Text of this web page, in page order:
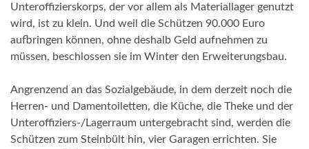
Unteroffizierskorps, der vor allem als Materiallager genutzt
wird, ist zu klein. Und weil die Schützen 90.000 Euro
aufbringen können, ohne deshalb Geld aufnehmen zu
müssen, beschlossen sie im Winter den Erweiterungsbau.
Angrenzend an das Sozialgebäude, in dem derzeit noch die
Herren- und Damentoiletten, die Küche, die Theke und der
Unteroffiziers-/Lagerraum untergebracht sind, werden die
Schützen zum Steinbült hin, vier Garagen errichten. Sie